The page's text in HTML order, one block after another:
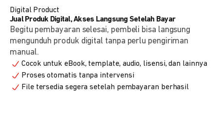
Digital Product
Jual Produk Digital, Akses Langsung Setelah Bayar
Begitu pembayaran selesai, pembeli bisa langsung
mengunduh produk digital tanpa perlu pengiriman
manual.
Cocok untuk eBook, template, audio, lisensi, dan lainnya
Proses otomatis tanpa intervensi
File tersedia segera setelah pembayaran berhasil